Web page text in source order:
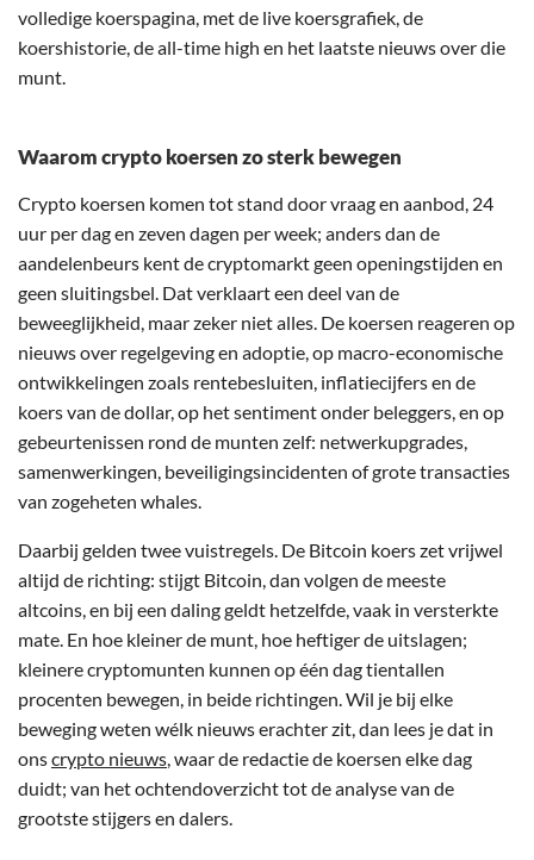
volledige koerspagina, met de live koersgrafiek, de
koershistorie, de all-time high en het laatste nieuws over die
munt.
Waarom crypto koersen zo sterk bewegen
Crypto koersen komen tot stand door vraag en aanbod, 24
uur per dag en zeven dagen per week; anders dan de
aandelenbeurs kent de cryptomarkt geen openingstijden en
geen sluitingsbel. Dat verklaart een deel van de
beweeglijkheid, maar zeker niet alles. De koersen reageren op
nieuws over regelgeving en adoptie, op macro-economische
ontwikkelingen zoals rentebesluiten, inflatiecijfers en de
koers van de dollar, op het sentiment onder beleggers, en op
gebeurtenissen rond de munten zelf: netwerkupgrades,
samenwerkingen, beveiligingsincidenten of grote transacties
van zogeheten whales.
Daarbij gelden twee vuistregels. De Bitcoin koers zet vrijwel
altijd de richting: stijgt Bitcoin, dan volgen de meeste
altcoins, en bij een daling geldt hetzelfde, vaak in versterkte
mate. En hoe kleiner de munt, hoe heftiger de uitslagen;
kleinere cryptomunten kunnen op één dag tientallen
procenten bewegen, in beide richtingen. Wil je bij elke
beweging weten wélk nieuws erachter zit, dan lees je dat in
onscrypto nieuws, waar de redactie de koersen elke dag
duidt; van het ochtendoverzicht tot de analyse van de
grootste stijgers en dalers.